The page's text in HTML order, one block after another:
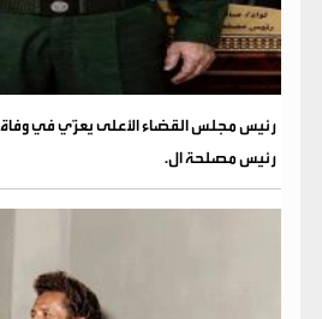
رئيس مجلس القضاء الأعلى يعزّي في وفاة
رئيس مصلحة ال.